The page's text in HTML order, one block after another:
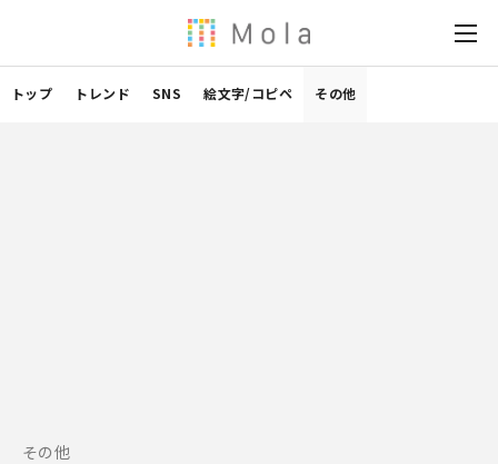
トップ トレンド SNS 絵文字/コピペ その他
その他